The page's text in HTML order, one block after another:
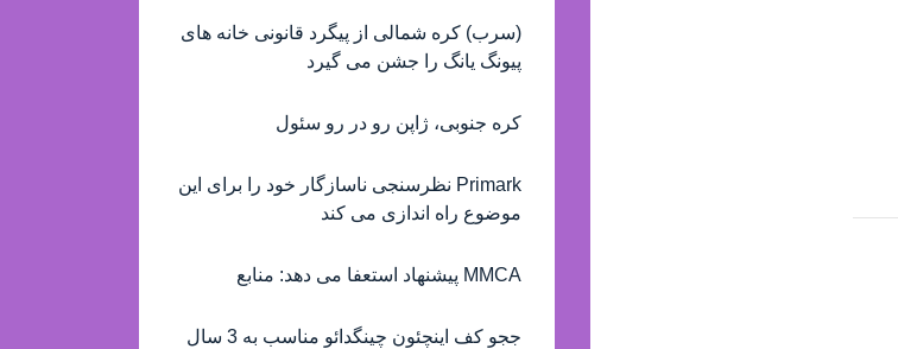
(سرب) کره شمالی از پیگرد قانونی خانه های
پیونگ یانگ را جشن می گیرد
کره جنوبی، ژاپن رو در رو سئول
Primark نظرسنجی ناسازگار خود را برای این
موضوع راه اندازی می کند
MMCA پیشنهاد استعفا می دهد: منابع
ججو کف اینچئون چینگدائو مناسب به 3 سال